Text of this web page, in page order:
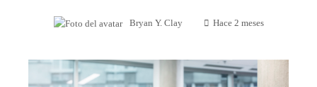
Bryan Y. Clay Hace 2 meses